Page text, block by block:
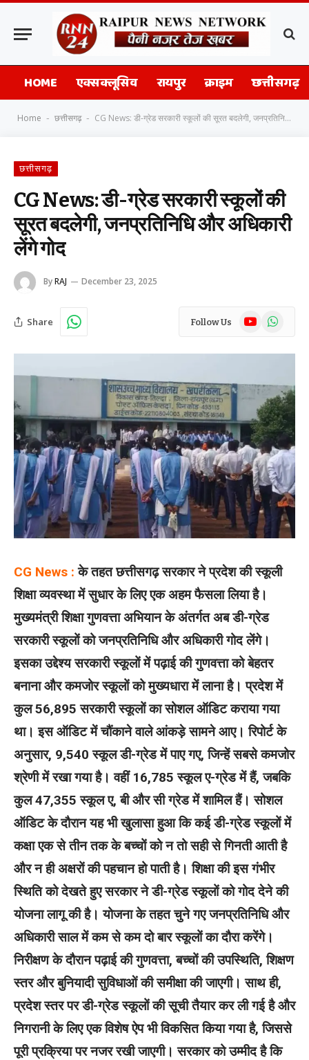
HOME एक्सक्लूसिव रायपुर क्राइम छत्तीसगढ़
Home - छत्तीसगढ़ - CG News: डी-ग्रेड सरकारी स्कूलों की सूरत बदलेगी, जनप्रतिनिधि और अधिकारी लेंगे गोद
छत्तीसगढ़
CG News: डी-ग्रेड सरकारी स्कूलों की
सूरत बदलेगी, जनप्रतिनिधि और अधिकारी
लेंगे गोद
ByRAJ December 23, 2025
Share Follow Us YouTubeWhatsApp
CG News : के तहत छत्तीसगढ़ सरकार ने प्रदेश की स्कूली
शिक्षा व्यवस्था में सुधार के लिए एक अहम फैसला लिया है।
मुख्यमंत्री शिक्षा गुणवत्ता अभियान के अंतर्गत अब डी-ग्रेड
सरकारी स्कूलों को जनप्रतिनिधि और अधिकारी गोद लेंगे।
इसका उद्देश्य सरकारी स्कूलों में पढ़ाई की गुणवत्ता को बेहतर
बनाना और कमजोर स्कूलों को मुख्यधारा में लाना है। प्रदेश में
कुल 56,895 सरकारी स्कूलों का सोशल ऑडिट कराया गया
था। इस ऑडिट में चौंकाने वाले आंकड़े सामने आए। रिपोर्ट के
अनुसार, 9,540 स्कूल डी-ग्रेड में पाए गए, जिन्हें सबसे कमजोर
श्रेणी में रखा गया है। वहीं 16,785 स्कूल ए-ग्रेड में हैं, जबकि
कुल 47,355 स्कूल ए, बी और सी ग्रेड में शामिल हैं। सोशल
ऑडिट के दौरान यह भी खुलासा हुआ कि कई डी-ग्रेड स्कूलों में
कक्षा एक से तीन तक के बच्चों को न तो सही से गिनती आती है
और न ही अक्षरों की पहचान हो पाती है। शिक्षा की इस गंभीर
स्थिति को देखते हुए सरकार ने डी-ग्रेड स्कूलों को गोद देने की
योजना लागू की है। योजना के तहत चुने गए जनप्रतिनिधि और
अधिकारी साल में कम से कम दो बार स्कूलों का दौरा करेंगे।
निरीक्षण के दौरान पढ़ाई की गुणवत्ता, बच्चों की उपस्थिति, शिक्षण
स्तर और बुनियादी सुविधाओं की समीक्षा की जाएगी। साथ ही,
प्रदेश स्तर पर डी-ग्रेड स्कूलों की सूची तैयार कर ली गई है और
निगरानी के लिए एक विशेष ऐप भी विकसित किया गया है, जिससे
पूरी प्रक्रिया पर नजर रखी जाएगी। सरकार को उम्मीद है कि